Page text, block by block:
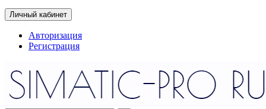
Личный кабинет
Авторизация
Регистрация